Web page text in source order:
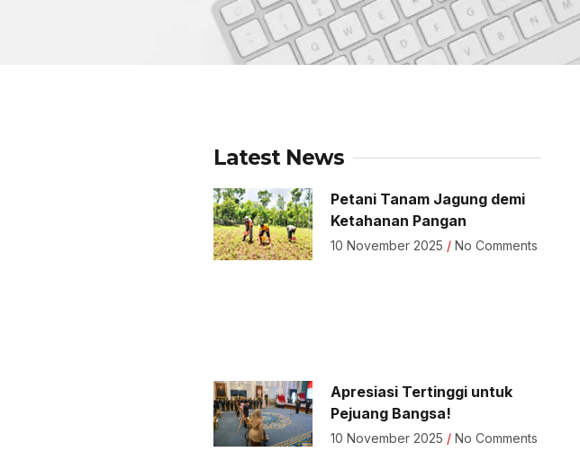
Latest News
Petani Tanam Jagung demi
Ketahanan Pangan
10 November 2025 No Comments
Apresiasi Tertinggi untuk
Pejuang Bangsa!
10 November 2025 No Comments